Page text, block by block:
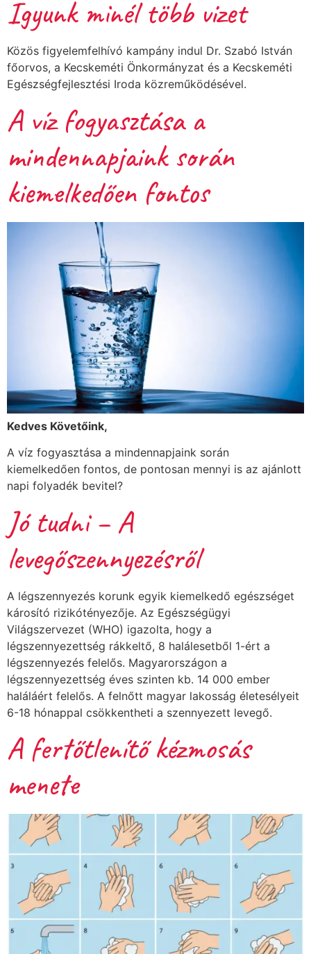
Igyunk minél több vizet
Közös figyelemfelhívó kampány indul Dr. Szabó István
főorvos, a Kecskeméti Önkormányzat és a Kecskeméti
Egészségfejlesztési Iroda közreműködésével.
A víz fogyasztása a
mindennapjaink során
kiemelkedően fontos
Kedves Követőink,
A víz fogyasztása a mindennapjaink során
kiemelkedően fontos, de pontosan mennyi is az ajánlott
napi folyadék bevitel?
Jó tudni – A
levegőszennyezésről
A légszennyezés korunk egyik kiemelkedő egészséget
károsító rizikótényezője. Az Egészségügyi
Világszervezet (WHO) igazolta, hogy a
légszennyezettség rákkeltő, 8 halálesetből 1-ért a
légszennyezés felelős. Magyarországon a
légszennyezettség éves szinten kb. 14 000 ember
haláláért felelős. A felnőtt magyar lakosság életesélyeit
6-18 hónappal csökkentheti a szennyezett levegő.
A fertőtlenítő kézmosás
menete